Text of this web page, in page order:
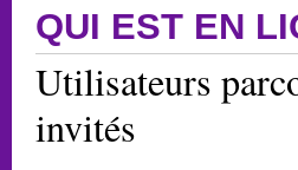
QUI EST EN
Utilisateurs
invités